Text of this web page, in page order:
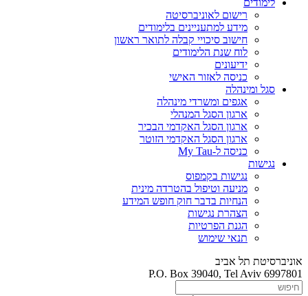
רישום לאוניברסיטה
מידע למתעניינים בלימודים
חישוב סיכויי קבלה לתואר ראשון
לוח שנת הלימודים
ידיעונים
כניסה לאזור האישי
סגל ומינהלה
אגפים ומשרדי מינהלה
ארגון הסגל המנהלי
ארגון הסגל האקדמי הבכיר
ארגון הסגל האקדמי הזוטר
כניסה ל-My Tau
נגישות
נגישות בקמפוס
מניעה וטיפול בהטרדה מינית
הנחיות בדבר חוק חופש המידע
הצהרת נגישות
הגנת הפרטיות
תנאי שימוש
אוניברסיטת תל אביב
P.O. Box 39040, Tel Aviv 6997801